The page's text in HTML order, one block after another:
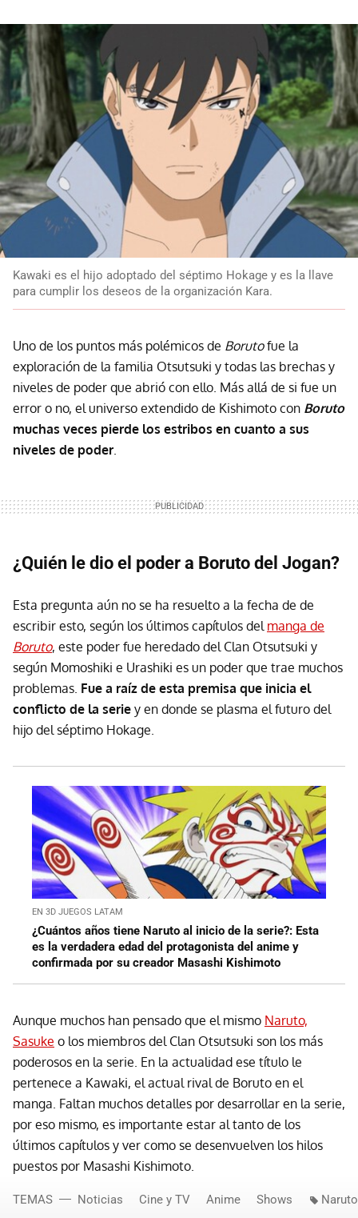
Kawaki es el hijo adoptado del séptimo Hokage y es la llave
para cumplir los deseos de la organización Kara.
Uno de los puntos más polémicos de Borutofue la
exploración de la familia Otsutsuki y todas las brechas y
niveles de poder que abrió con ello. Más allá de si fue un
error o no, el universo extendido de Kishimoto con Boruto
muchas veces pierde los estribos en cuanto a sus
niveles de poder.
¿Quién le dio el poder a Boruto del Jogan?
Esta pregunta aún no se ha resuelto a la fecha de de
escribir esto, según los últimos capítulos del manga de
Boruto, este poder fue heredado del Clan Otsutsuki y
según Momoshiki e Urashiki es un poder que trae muchos
problemas. Fue a raíz de esta premisa que inicia el
conflicto de la serie y en donde se plasma el futuro del
hijo del séptimo Hokage.
EN 3D JUEGOS LATAM
¿Cuántos años tiene Naruto al inicio de la serie?: Esta
es la verdadera edad del protagonista del anime y
confirmada por su creador Masashi Kishimoto
Aunque muchos han pensado que el mismo Naruto,
Sasuke o los miembros del Clan Otsutsuki son los más
poderosos en la serie. En la actualidad ese título le
pertenece a Kawaki, el actual rival de Boruto en el
manga. Faltan muchos detalles por desarrollar en la serie,
por eso mismo, es importante estar al tanto de los
últimos capítulos y ver como se desenvuelven los hilos
puestos por Masashi Kishimoto.
TEMAS Noticias Cine y TV Anime Shows Naruto